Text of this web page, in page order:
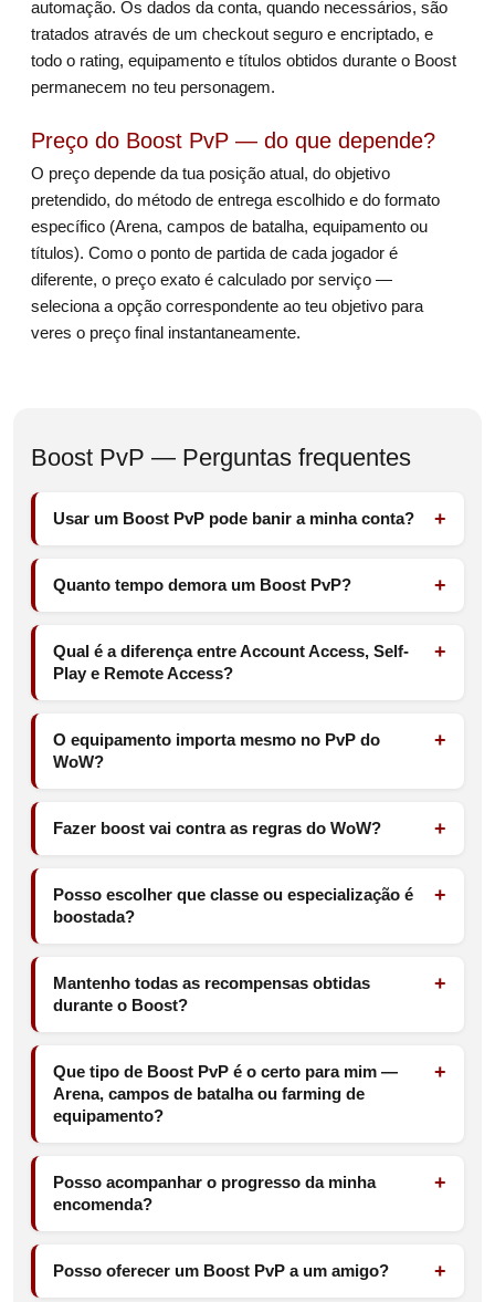
automação. Os dados da conta, quando necessários, são
tratados através de um checkout seguro e encriptado, e
todo o rating, equipamento e títulos obtidos durante o Boost
permanecem no teu personagem.
Preço do Boost PvP — do que depende?
O preço depende da tua posição atual, do objetivo
pretendido, do método de entrega escolhido e do formato
específico (Arena, campos de batalha, equipamento ou
títulos). Como o ponto de partida de cada jogador é
diferente, o preço exato é calculado por serviço —
seleciona a opção correspondente ao teu objetivo para
veres o preço final instantaneamente.
Boost PvP — Perguntas frequentes
Usar um Boost PvP pode banir a minha conta?
Quanto tempo demora um Boost PvP?
Qual é a diferença entre Account Access, Self-
Play e Remote Access?
O equipamento importa mesmo no PvP do
WoW?
Fazer boost vai contra as regras do WoW?
Posso escolher que classe ou especialização é
boostada?
Mantenho todas as recompensas obtidas
durante o Boost?
Que tipo de Boost PvP é o certo para mim —
Arena, campos de batalha ou farming de
equipamento?
Posso acompanhar o progresso da minha
encomenda?
Posso oferecer um Boost PvP a um amigo?